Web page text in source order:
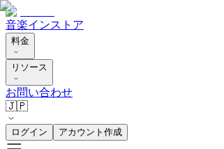
音楽インストア
料金
リソース
お問い合わせ
🇯🇵
ログイン アカウント作成